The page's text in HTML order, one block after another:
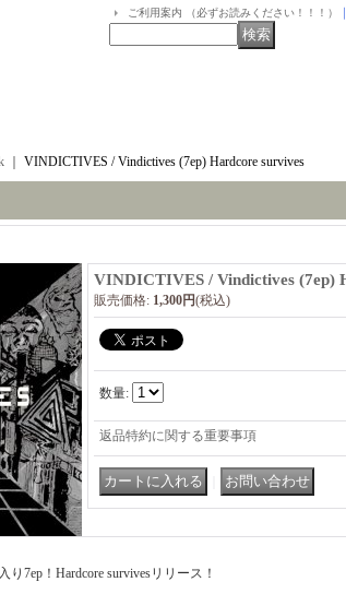
ご利用案内 （必ずお読みください！！！） ｜
VINDICTIVES / Vindictives (7ep) Hardcore survives
VINDICTIVES / Vindictives (7ep)
販売価格: 1,300円(税込)
数量:
返品特約に関する重要事項
7ep！Hardcore survivesリリース！